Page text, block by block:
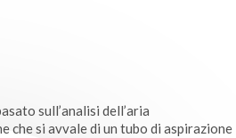
sull’analisi dell’aria
che si avvale di un tubo di aspirazione